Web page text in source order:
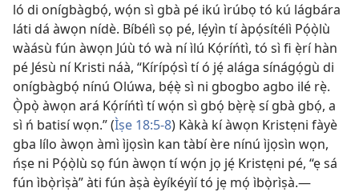
ló di onígbàgbọ́, wọ́n sì gbà pé ikú ìrúbọ tó kú lágbára
láti dá àwọn nídè. Bíbélì sọ pé, lẹ́yìn tí àpọ́sítélì Pọ́ọ̀lù
wàásù fún àwọn Júù tó wà ní ìlú Kọ́ríńtì, tó sì fi ẹ̀rí hàn
pé Jésù ní Kristi náà, “Kírípọ́sì tí ó jẹ́ alága sínágọ́gù di
onígbàgbọ́ nínú Olúwa, bẹ́ẹ̀ sì ni gbogbo agbo ilé rẹ̀.
Ọ̀pọ̀ àwọn ará Kọ́ríńtì tí wọ́n sì gbọ́ bẹ̀rẹ̀ sí gbà gbọ́, a
sì ń batisí wọn.” (Ìṣe 18:5-8) Kàkà kí àwọn Kristẹni fàyè
gba lílo àwọn àmì ìjọsìn kan tàbí ère nínú ìjọsìn wọn,
ńṣe ni Pọ́ọ̀lù sọ fún àwọn tí wọ́n jọ jẹ́ Kristẹni pé, “ẹ sá
fún ìbọ̀rìṣà” àti fún àṣà èyíkéyìí tó jẹ mọ́ ìbọ̀rìṣà.—